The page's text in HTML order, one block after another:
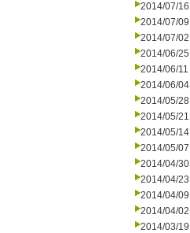
2014/07/16
2014/07/09
2014/07/02
2014/06/25
2014/06/11
2014/06/04
2014/05/28
2014/05/21
2014/05/14
2014/05/07
2014/04/30
2014/04/23
2014/04/09
2014/04/02
2014/03/19